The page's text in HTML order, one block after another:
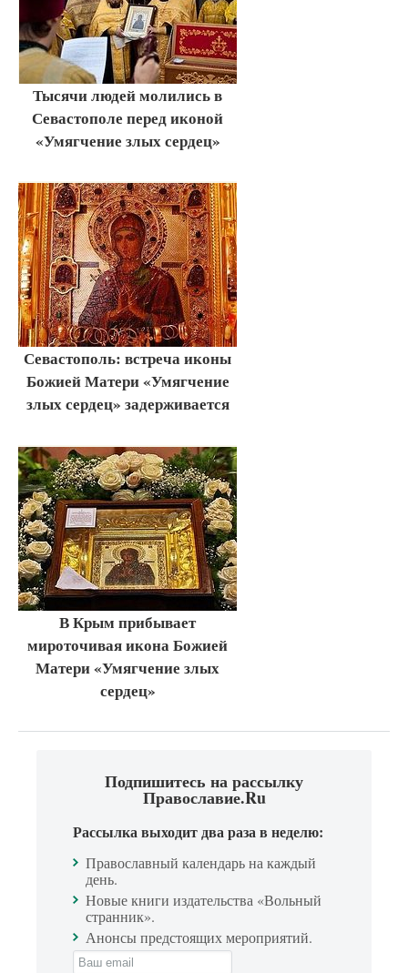
Тысячи людей молились в
Севастополе перед иконой
«Умягчение злых сердец»
Севастополь: встреча иконы
Божией Матери «Умягчение
злых сердец» задерживается
В Крым прибывает
мироточивая икона Божией
Матери «Умягчение злых
сердец»
Подпишитесь на рассылку
Православие.Ru
Рассылка выходит два раза в неделю:
Православный календарь на каждый
день.
Новые книги издательства «Вольный
странник».
Анонсы предстоящих мероприятий.